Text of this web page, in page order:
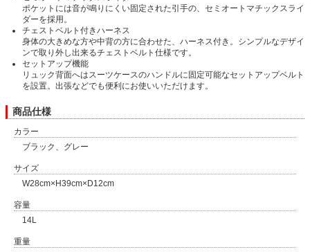
ポケットには音が鳴りにくい固定された引手の、セミオートマチックスライ
ダーを採用。
チェストベルト付きハーネス
身体の大きめな方や中背の方に合わせた、ハーネス付き。シンプルなデザイ
ンで取り外し出来るチェストベルト仕様です。
セットアップ機能
リュック背面へはスーツケースのハンドルに固定可能なセットアップベルト
を設置。出張などでも便利にお使いいただけます。
商品仕様
カラー
ブラック、グレー
サイズ
W28cm×H39cm×D12cm
容量
14L
重量